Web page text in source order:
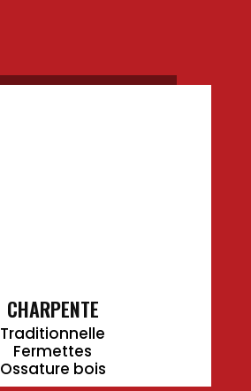
CHARPENTE
Traditionnelle
Fermettes
Ossature bois